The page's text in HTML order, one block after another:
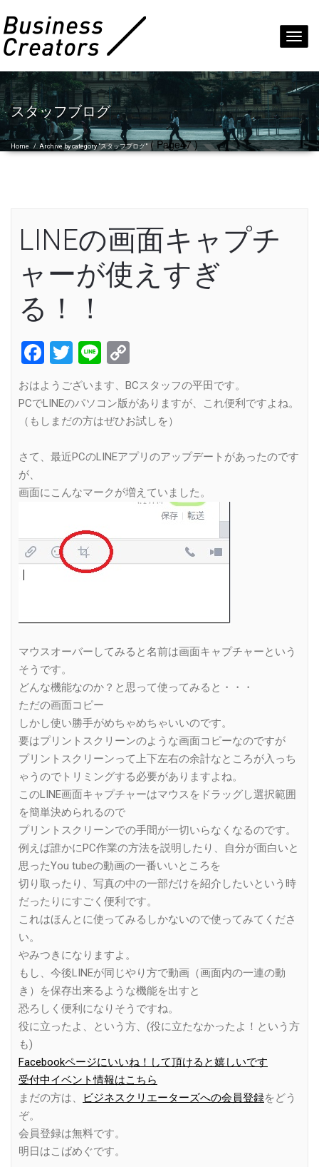
スタッフブログ
Home /Archive by category "スタッフブログ"( Page47 )
LINEの画面キャプチ
ャーが使えすぎ
る！！
Facebook
Twitter
Line
Link
おはようございます、BCスタッフの平田です。
PCでLINEのパソコン版がありますが、これ便利ですよね。
（もしまだの方はぜひお試しを）
さて、最近PCのLINEアプリのアップデートがあったのです
が、
画面にこんなマークが増えていました。
マウスオーバーしてみると名前は画面キャプチャーという
そうです。
どんな機能なのか？と思って使ってみると・・・
ただの画面コピー
しかし使い勝手がめちゃめちゃいいのです。
要はプリントスクリーンのような画面コピーなのですが
プリントスクリーンって上下左右の余計なところが入っち
ゃうのでトリミングする必要がありますよね。
このLINE画面キャプチャーはマウスをドラッグし選択範囲
を簡単決められるので
プリントスクリーンでの手間が一切いらなくなるのです。
例えば誰かにPC作業の方法を説明したり、自分が面白いと
思ったYou tubeの動画の一番いいところを
切り取ったり、写真の中の一部だけを紹介したいという時
だったりにすごく便利です。
これはほんとに使ってみるしかないので使ってみてくださ
い。
やみつきになりますよ。
もし、今後LINEが同じやり方で動画（画面内の一連の動
き）を保存出来るような機能を出すと
恐ろしく便利になりそうですね。
役に立ったよ、という方、(役に立たなかったよ！という方
も)
Facebookページにいいね！して頂けると嬉しいです
受付中イベント情報はこちら
まだの方は、
ビジネスクリエーターズへの会員登録をどう
ぞ。
会員登録は無料です。
明日はこばめぐです。